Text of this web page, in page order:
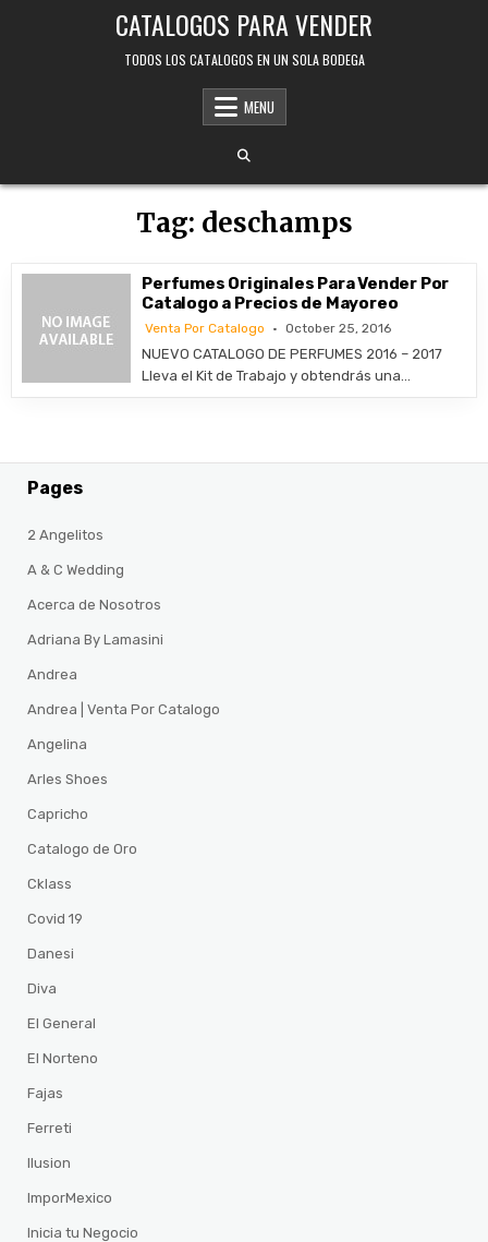
CATALOGOS PARA VENDER
TODOS LOS CATALOGOS EN UN SOLA BODEGA
MENU
Tag: deschamps
Perfumes Originales Para Vender Por
Catalogo a Precios de Mayoreo
Venta Por Catalogo October 25, 2016
NUEVO CATALOGO DE PERFUMES 2016 – 2017
Lleva el Kit de Trabajo y obtendrás una…
Pages
2 Angelitos
A & C Wedding
Acerca de Nosotros
Adriana By Lamasini
Andrea
Andrea | Venta Por Catalogo
Angelina
Arles Shoes
Capricho
Catalogo de Oro
Cklass
Covid 19
Danesi
Diva
El General
El Norteno
Fajas
Ferreti
Ilusion
ImporMexico
Inicia tu Negocio